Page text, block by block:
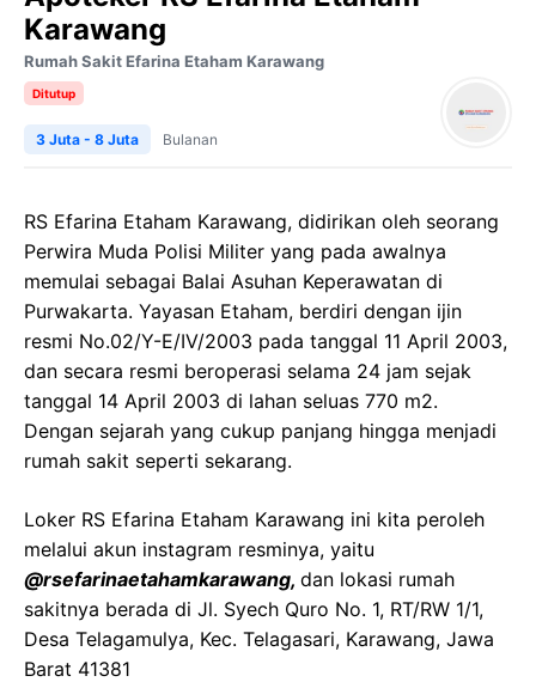
Karawang
Rumah Sakit Efarina Etaham Karawang
Ditutup
3 Juta - 8 Juta Bulanan
RS Efarina Etaham Karawang, didirikan oleh seorang
Perwira Muda Polisi Militer yang pada awalnya
memulai sebagai Balai Asuhan Keperawatan di
Purwakarta. Yayasan Etaham, berdiri dengan ijin
resmi No.02/Y-E/IV/2003 pada tanggal 11 April 2003,
dan secara resmi beroperasi selama 24 jam sejak
tanggal 14 April 2003 di lahan seluas 770 m2.
Dengan sejarah yang cukup panjang hingga menjadi
rumah sakit seperti sekarang.
Loker RS Efarina Etaham Karawang ini kita peroleh
melalui akun instagram resminya, yaitu
@rsefarinaetahamkarawang, dan lokasi rumah
sakitnya berada di Jl. Syech Quro No. 1, RT/RW 1/1,
Desa Telagamulya, Kec. Telagasari, Karawang, Jawa
Barat 41381